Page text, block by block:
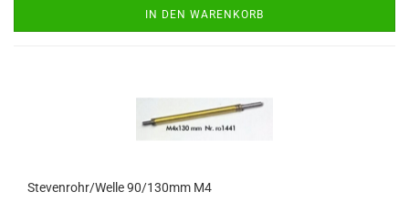
IN DEN WARENKORB
Stevenrohr/Welle 90/130mm M4